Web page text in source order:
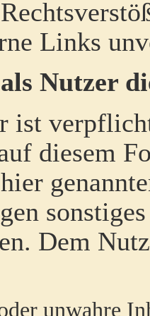
Links
Nutzer
ist
diesem
Dem
unwahre